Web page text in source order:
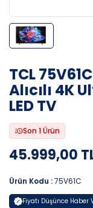
TCL
Alıcılı 4K
LED TV
Son 1 Ürün
45.999,00
Ürün Kodu :75V61C
Fiyatı Düşünce Haber